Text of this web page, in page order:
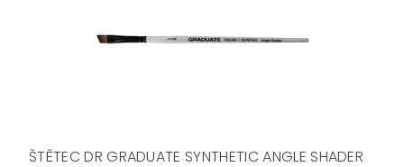
ŠTĚTEC DR GRADUATE SYNTHETIC ANGLE SHADER